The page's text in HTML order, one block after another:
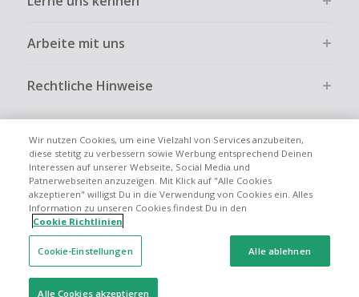
Arbeite mit uns
Rechtliche Hinweise
Globale Websites UK US CN JP FR AU
© 2005 - 2026 TopCashback Group Limited
Wir nutzen Cookies, um eine Vielzahl von Services anzubeiten,
diese stetitg zu verbessern sowie Werbung entsprechend Deinen
Interessen auf unserer Webseite, Social Media und
Patnerwebseiten anzuzeigen. Mit Klick auf "Alle Cookies
akzeptieren" willigst Du in die Verwendung von Cookies ein. Alles
Information zu unseren Cookies findest Du in den
Cookie Richtlinien
Cookie-Einstellungen Alle ablehnen
Alle Cookies akzeptieren